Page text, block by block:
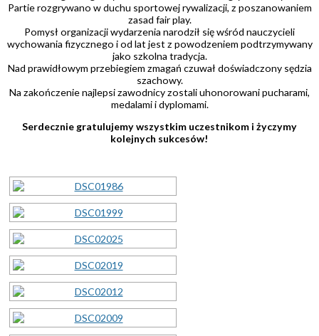
Partie rozgrywano w duchu sportowej rywalizacji, z poszanowaniem
zasad fair play.
Pomysł organizacji wydarzenia narodził się wśród nauczycieli
wychowania fizycznego i od lat jest z powodzeniem podtrzymywany
jako szkolna tradycja.
Nad prawidłowym przebiegiem zmagań czuwał doświadczony sędzia
szachowy.
Na zakończenie najlepsi zawodnicy zostali uhonorowani pucharami,
medalami i dyplomami.
Serdecznie gratulujemy wszystkim uczestnikom i życzymy
kolejnych sukcesów!